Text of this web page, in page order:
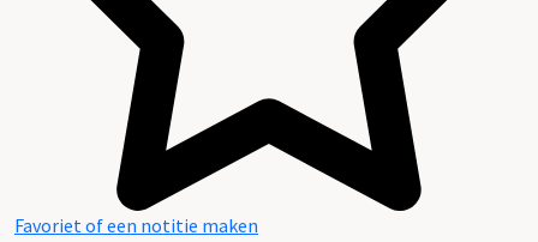
Favoriet of een notitie maken